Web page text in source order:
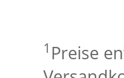
1 Preise